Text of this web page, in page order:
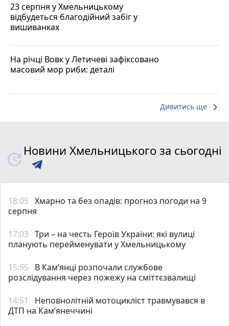
23 серпня у Хмельницькому
відбудеться благодійний забіг у
вишиванках
На річці Вовк у Летичеві зафіксовано
масовий мор риби: деталі
Дивитись ще keyboard_arrow_right
Новини Хмельницького за сьогодні
18:05 Хмарно та без опадів: прогноз погоди на 9
серпня
17:03 Три – на честь Героїв України: які вулиці
планують перейменувати у Хмельницькому
15:55
В Кам’янці розпочали службове
розслідування через пожежу на сміттєзвалищі
14:51
Неповнолітній мотоцикліст травмувався в
ДТП на Кам’янеччині